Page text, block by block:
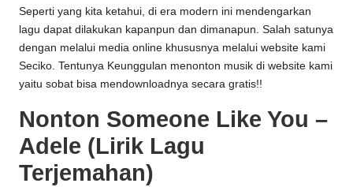
Seperti yang kita ketahui, di era modern ini mendengarkan
lagu dapat dilakukan kapanpun dan dimanapun. Salah satunya
dengan melalui media online khususnya melalui website kami
Seciko. Tentunya Keunggulan menonton musik di website kami
yaitu sobat bisa mendownloadnya secara gratis!!
Nonton Someone Like You –
Adele (Lirik Lagu
Terjemahan)